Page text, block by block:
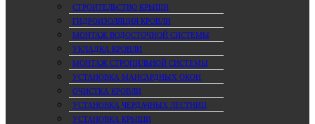
СТРОИТЕЛЬСТВО КРЫШИ
ГИДРОИЗОЛЯЦИЯ КРОВЛИ
МОНТАЖ ВОДОСТОЧНОЙ СИСТЕМЫ
УКЛАДКА КРОВЛИ
МОНТАЖ СТРОПИЛЬНОЙ СИСТЕМЫ
УСТАНОВКА МАНСАРДНЫХ ОКОН
ОЧИСТКА КРОВЛИ
УСТАНОВКА ЧЕРДАЧНЫХ ЛЕСТНИЦ
УСТАНОВКА КРЫШИ